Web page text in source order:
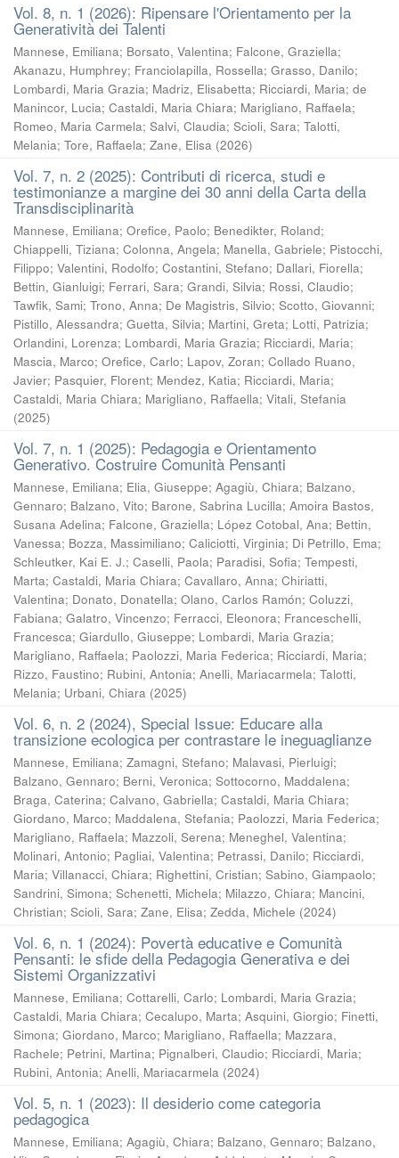
Vol. 8, n. 1 (2026): Ripensare l'Orientamento per la
Generatività dei Talenti
Mannese, Emiliana; Borsato, Valentina; Falcone, Graziella;
Akanazu, Humphrey; Franciolapilla, Rossella; Grasso, Danilo;
Lombardi, Maria Grazia; Madriz, Elisabetta; Ricciardi, Maria; de
Manincor, Lucia; Castaldi, Maria Chiara; Marigliano, Raffaela;
Romeo, Maria Carmela; Salvi, Claudia; Scioli, Sara; Talotti,
Melania; Tore, Raffaela; Zane, Elisa (2026)
Vol. 7, n. 2 (2025): Contributi di ricerca, studi e
testimonianze a margine dei 30 anni della Carta della
Transdisciplinarità
Mannese, Emiliana; Orefice, Paolo; Benedikter, Roland;
Chiappelli, Tiziana; Colonna, Angela; Manella, Gabriele; Pistocchi,
Filippo; Valentini, Rodolfo; Costantini, Stefano; Dallari, Fiorella;
Bettin, Gianluigi; Ferrari, Sara; Grandi, Silvia; Rossi, Claudio;
Tawfik, Sami; Trono, Anna; De Magistris, Silvio; Scotto, Giovanni;
Pistillo, Alessandra; Guetta, Silvia; Martini, Greta; Lotti, Patrizia;
Orlandini, Lorenza; Lombardi, Maria Grazia; Ricciardi, Maria;
Mascia, Marco; Orefice, Carlo; Lapov, Zoran; Collado Ruano,
Javier; Pasquier, Florent; Mendez, Katia; Ricciardi, Maria;
Castaldi, Maria Chiara; Marigliano, Raffaella; Vitali, Stefania
(2025)
Vol. 7, n. 1 (2025): Pedagogia e Orientamento
Generativo. Costruire Comunità Pensanti
Mannese, Emiliana; Elia, Giuseppe; Agagiù, Chiara; Balzano,
Gennaro; Balzano, Vito; Barone, Sabrina Lucilla; Amoira Bastos,
Susana Adelina; Falcone, Graziella; López Cotobal, Ana; Bettin,
Vanessa; Bozza, Massimiliano; Caliciotti, Virginia; Di Petrillo, Ema;
Schleutker, Kai E. J.; Caselli, Paola; Paradisi, Sofia; Tempesti,
Marta; Castaldi, Maria Chiara; Cavallaro, Anna; Chiriatti,
Valentina; Donato, Donatella; Olano, Carlos Ramón; Coluzzi,
Fabiana; Galatro, Vincenzo; Ferracci, Eleonora; Franceschelli,
Francesca; Giardullo, Giuseppe; Lombardi, Maria Grazia;
Marigliano, Raffaela; Paolozzi, Maria Federica; Ricciardi, Maria;
Rizzo, Faustino; Rubini, Antonia; Anelli, Mariacarmela; Talotti,
Melania; Urbani, Chiara (2025)
Vol. 6, n. 2 (2024), Special Issue: Educare alla
transizione ecologica per contrastare le ineguaglianze
Mannese, Emiliana; Zamagni, Stefano; Malavasi, Pierluigi;
Balzano, Gennaro; Berni, Veronica; Sottocorno, Maddalena;
Braga, Caterina; Calvano, Gabriella; Castaldi, Maria Chiara;
Giordano, Marco; Maddalena, Stefania; Paolozzi, Maria Federica;
Marigliano, Raffaela; Mazzoli, Serena; Meneghel, Valentina;
Molinari, Antonio; Pagliai, Valentina; Petrassi, Danilo; Ricciardi,
Maria; Villanacci, Chiara; Righettini, Cristian; Sabino, Giampaolo;
Sandrini, Simona; Schenetti, Michela; Milazzo, Chiara; Mancini,
Christian; Scioli, Sara; Zane, Elisa; Zedda, Michele (2024)
Vol. 6, n. 1 (2024): Povertà educative e Comunità
Pensanti: le sfide della Pedagogia Generativa e dei
Sistemi Organizzativi
Mannese, Emiliana; Cottarelli, Carlo; Lombardi, Maria Grazia;
Castaldi, Maria Chiara; Cecalupo, Marta; Asquini, Giorgio; Finetti,
Simona; Giordano, Marco; Marigliano, Raffaella; Mazzara,
Rachele; Petrini, Martina; Pignalberi, Claudio; Ricciardi, Maria;
Rubini, Antonia; Anelli, Mariacarmela (2024)
Vol. 5, n. 1 (2023): Il desiderio come categoria
pedagogica
Mannese, Emiliana; Agagiù, Chiara; Balzano, Gennaro; Balzano,